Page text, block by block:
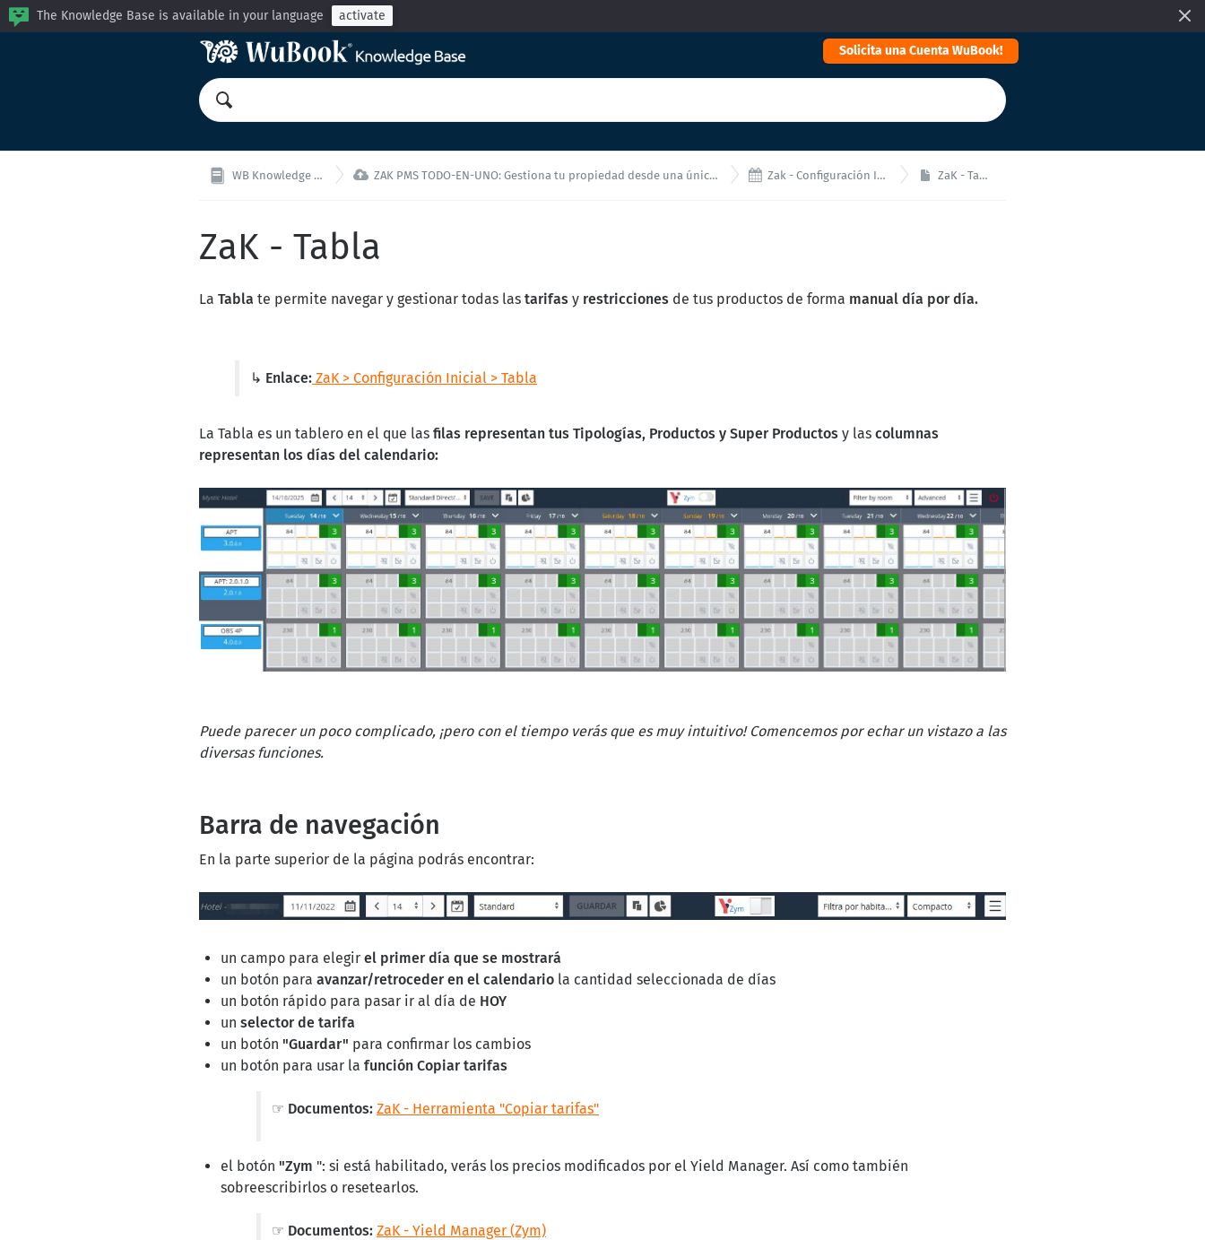
The Knowledge Base is available in your language activate
Solicita una Cuenta WuBook!
WB Knowledge Base  ZAK PMS TODO-EN-UNO: Gestiona tu propiedad desde una única interfaz!  Zak - Configuración Inicial ZaK - Tabla
ZaK - Tabla
La Tabla te permite navegar y gestionar todas las tarifas y restricciones de tus productos de forma manual día por día.
↳ Enlace: ZaK > Configuración Inicial > Tabla
La Tabla es un tablero en el que las filas representan tus Tipologías, Productos y Super Productos y las columnas
representan los días del calendario:
Puede parecer un poco complicado, ¡pero con el tiempo verás que es muy intuitivo! Comencemos por echar un vistazo a las
diversas funciones.
Barra de navegación
En la parte superior de la página podrás encontrar:
un campo para elegir el primer día que se mostrará
un botón para avanzar/retroceder en el calendario la cantidad seleccionada de días
un botón rápido para pasar ir al día de HOY
un selector de tarifa
un botón "Guardar" para confirmar los cambios
un botón para usar la función Copiar tarifas
☞ Documentos: ZaK - Herramienta "Copiar tarifas"
el botón "Zym ": si está habilitado, verás los precios modificados por el Yield Manager. Así como también
sobreescribirlos o resetearlos.
☞ Documentos: ZaK - Yield Manager (Zym)